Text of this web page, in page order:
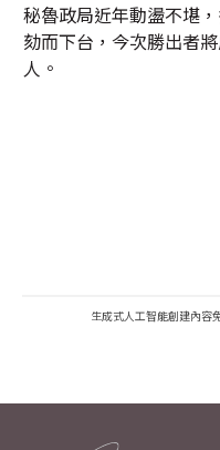
秘魯政局近年動盪不堪
劾而下台，今次勝出者
人。
生成式人工智能創建內容